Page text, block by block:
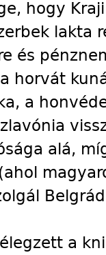
hogy
lakta
és
horvát
a
alá,
a